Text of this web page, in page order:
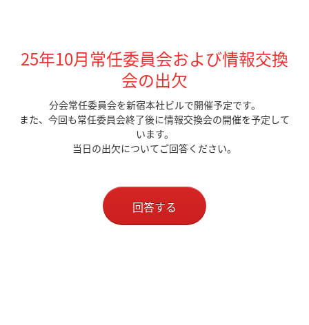
25年10月常任委員会および情報交換
会の出欠
分会常任委員会を新宿本社ビルで開催予定です。
また、今回も常任委員会終了後に情報交換会の開催を予定して
います。
当日の出欠についてご回答ください。
回答する